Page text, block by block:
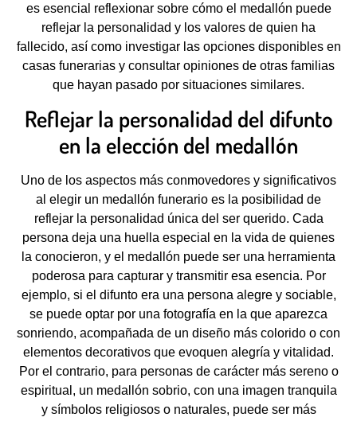
es esencial reflexionar sobre cómo el medallón puede
reflejar la personalidad y los valores de quien ha
fallecido, así como investigar las opciones disponibles en
casas funerarias y consultar opiniones de otras familias
que hayan pasado por situaciones similares.
Reflejar la personalidad del difunto
en la elección del medallón
Uno de los aspectos más conmovedores y significativos
al elegir un medallón funerario es la posibilidad de
reflejar la personalidad única del ser querido. Cada
persona deja una huella especial en la vida de quienes
la conocieron, y el medallón puede ser una herramienta
poderosa para capturar y transmitir esa esencia. Por
ejemplo, si el difunto era una persona alegre y sociable,
se puede optar por una fotografía en la que aparezca
sonriendo, acompañada de un diseño más colorido o con
elementos decorativos que evoquen alegría y vitalidad.
Por el contrario, para personas de carácter más sereno o
espiritual, un medallón sobrio, con una imagen tranquila
y símbolos religiosos o naturales, puede ser más